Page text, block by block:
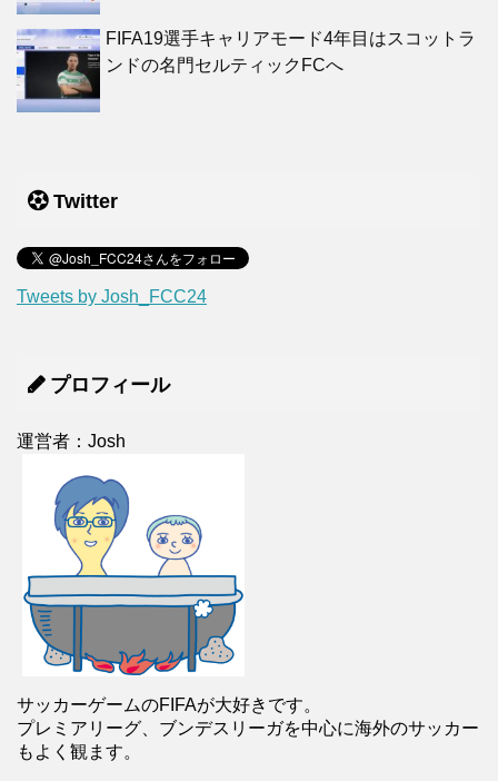
FIFA19選手キャリアモード4年目はスコットラ
ンドの名門セルティックFCへ
Twitter
Tweets by Josh_FCC24
プロフィール
運営者：Josh
サッカーゲームのFIFAが大好きです。
プレミアリーグ、ブンデスリーガを中心に海外のサッカー
もよく観ます。